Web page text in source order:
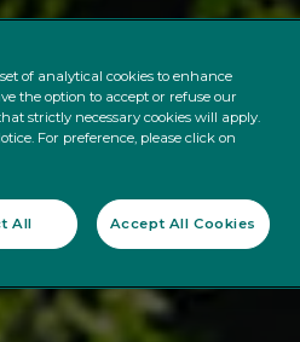
of analytical cookies to enhance
the option to accept or refuse our
strictly necessary cookies will apply.
For preference, please click on
All Accept All Cookies